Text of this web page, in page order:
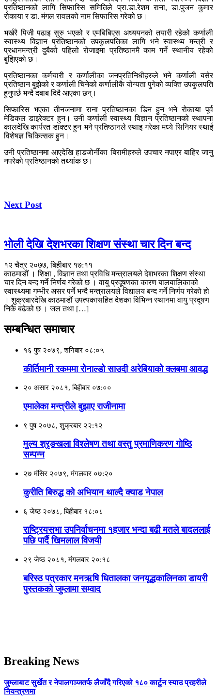
प्रतिष्ठानको लागि सिफारिस समितिले प्रा.डा.रेशम राना, डा.पुजन कुमार
रोकाया र डा. मंगल रावलको नाम सिफारिस गरेको छ।
भर्खरै पिजी पढाइ सुरु भएको र एमबिबिएस अध्ययनको तयारी रहेको कर्णाली
स्वास्थ्य विज्ञान प्रतिष्ठानको उपकुलपतिका लागि भने स्वास्थ्य मन्त्री र
प्रधानमन्त्री दुबैको पहिलो रोजाइमा प्रतिष्ठानमै काम गर्ने स्थानीय रहेको
बुझिएको छ।
प्रतिष्ठानका कर्मचारी र कर्णालीका जनप्रतिनिधीहरुले भने कर्णाली बसेर
प्रतिष्ठान बुझेको र कर्णाली चिनेको कर्णालीकै योग्यता पुगेको व्यक्ति उपकुलपति
हुनुपर्छ भन्दै दबाब दिदै आएका छन्।
सिफारिस भएका तीनजनामा राना प्रतिष्ठानका डिन हुन भने रोकाया पूर्व
मेडिकल डाइरेक्टर हुन। उनी कर्णाली स्वास्थ्य विज्ञान प्रतिष्ठानको स्थापना
कालदेखि कार्यरत डाक्टर हुन भने प्रतिष्ठानले स्थाइ गरेका मध्ये सिनियर स्थाई
विशेषज्ञ चिकित्सक हुन।
उनी प्रतिष्ठानमा आएदेखि हाडजोर्नीका बिरामीहरुले उपचार नपाएर बाहिर जानु
नपरेको प्रतिष्ठानको तथ्यांक छ।
Next Post
भाेली देखि देशभरका शिक्षण संस्था चार दिन बन्द
१२ चैत्र २०७७, बिहीबार १७:११
काठमाडौं । शिक्षा , विज्ञान तथा प्रविधि मन्त्रालयले देशभरका शिक्षण संस्था
चार दिन बन्द गर्ने निर्णय गरेको छ । वायु प्रदूषणका कारण बालबालिकाको
स्वास्थ्यमा गम्भीर असर पर्ने भन्दै मन्त्रालयले विद्यालय बन्द गर्ने निर्णय गरेको हो
। शुक्रबारदेखि काठमाडौं उपत्यकासहित देशका विभिन्न स्थानमा वायु प्रदूषण
निकै बढेको छ । जल तथा […]
सम्बन्धित समाचार
१६ पुष २०७९, शनिबार ०८:०५
कीर्तिमानी रकममा रोनाल्डो साउदी अरेबियाको क्लबमा आवद्ध
२० असार २०८१, बिहीबार ०७:००
एमालेका मन्त्रीले बुझाए राजीनामा
९ पुष २०७८, शुक्रबार २२:१२
मुल्य श्रृङखला विश्लेषण तथा वस्तु प्रमाणिकरण गाेष्ठि
सम्पन्न
२७ मंसिर २०७९, मंगलवार ०७:२०
कुरीति बिरुद्ध को अभियान थाल्दै क्याड नेपाल
६ जेष्ठ २०७८, बिहीबार १८:०८
राष्ट्रियसभा उपनिर्वाचनमा १हजार भन्दा बढी मतले बादललाई
पछि पार्दै खिमलाल विजयी
२९ जेष्ठ २०८१, मंगलवार २०:१८
बरिस्ठ पत्रकार मनऋषि धितालका जनयूद्धकालिनका डायरी
पुस्तकको जुम्लामा सम्वाद
Breaking News
जुम्लाबाट सुर्खेत र नेपालगञ्जतर्फ लैजाँदै गरिएको १८० कार्टुन स्याउ प्रहरीले
नियन्त्रणमा